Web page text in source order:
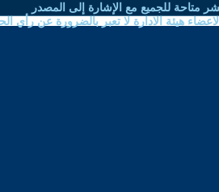
متاحة للجميع مع الإشارة إلى المصدر
هيئة الادارة لا تعبر بالضرورة عن رأي